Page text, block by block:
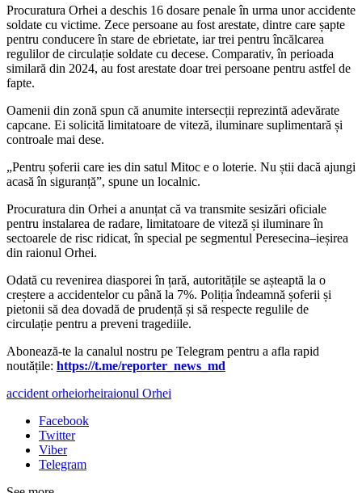
Procuratura Orhei a deschis 16 dosare penale în urma unor accidente
soldate cu victime. Zece persoane au fost arestate, dintre care șapte
pentru conducere în stare de ebrietate, iar trei pentru încălcarea
regulilor de circulație soldate cu decese. Comparativ, în perioada
similară din 2024, au fost arestate doar trei persoane pentru astfel de
fapte.
Oamenii din zonă spun că anumite intersecții reprezintă adevărate
capcane. Ei solicită limitatoare de viteză, iluminare suplimentară și
controale mai dese.
„Pentru șoferii care ies din satul Mitoc e o loterie. Nu știi dacă ajungi
acasă în siguranță”, spune un localnic.
Procuratura din Orhei a anunțat că va transmite sesizări oficiale
pentru instalarea de radare, limitatoare de viteză și iluminare în
sectoarele de risc ridicat, în special pe segmentul Peresecina–ieșirea
din raionul Orhei.
Odată cu revenirea diasporei în țară, autoritățile se așteaptă la o
creștere a accidentelor cu până la 7%. Poliția îndeamnă șoferii și
pietonii să dea dovadă de prudență și să respecte regulile de
circulație pentru a preveni tragediile.
‍Abonează-te la canalul nostru pe Telegram pentru a afla rapid
noutățile: https://t.me/reporter_news_md
accident orheiorheiraionul Orhei
Facebook
Twitter
Viber
Telegram